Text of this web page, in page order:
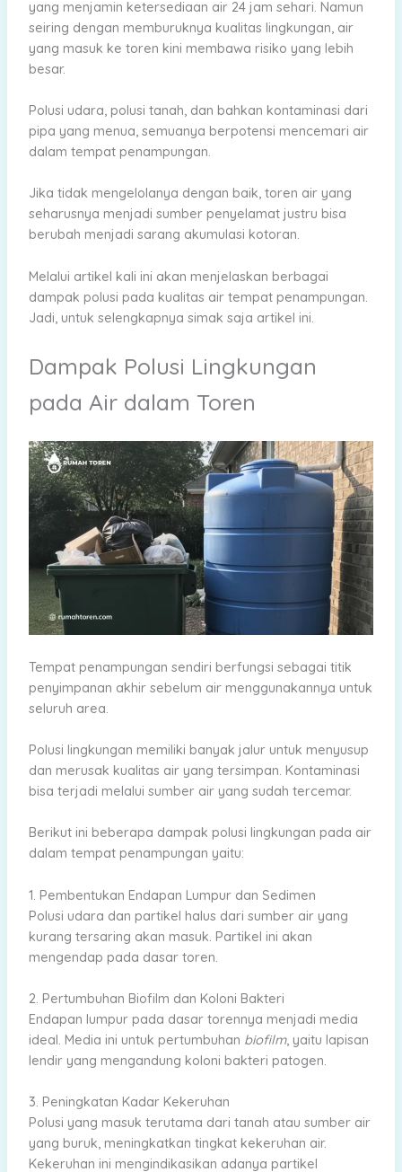
yang menjamin ketersediaan air 24 jam sehari. Namun
seiring dengan memburuknya kualitas lingkungan, air
yang masuk ke toren kini membawa risiko yang lebih
besar.
Polusi udara, polusi tanah, dan bahkan kontaminasi dari
pipa yang menua, semuanya berpotensi mencemari air
dalam tempat penampungan.
Jika tidak mengelolanya dengan baik, toren air yang
seharusnya menjadi sumber penyelamat justru bisa
berubah menjadi sarang akumulasi kotoran.
Melalui artikel kali ini akan menjelaskan berbagai
dampak polusi pada kualitas air tempat penampungan.
Jadi, untuk selengkapnya simak saja artikel ini.
Dampak Polusi Lingkungan
pada Air dalam Toren
Tempat penampungan sendiri berfungsi sebagai titik
penyimpanan akhir sebelum air menggunakannya untuk
seluruh area.
Polusi lingkungan memiliki banyak jalur untuk menyusup
dan merusak kualitas air yang tersimpan. Kontaminasi
bisa terjadi melalui sumber air yang sudah tercemar.
Berikut ini beberapa dampak polusi lingkungan pada air
dalam tempat penampungan yaitu:
1. Pembentukan Endapan Lumpur dan Sedimen
Polusi udara dan partikel halus dari sumber air yang
kurang tersaring akan masuk. Partikel ini akan
mengendap pada dasar toren.
2. Pertumbuhan Biofilm dan Koloni Bakteri
Endapan lumpur pada dasar torennya menjadi media
ideal. Media ini untuk pertumbuhan biofilm, yaitu lapisan
lendir yang mengandung koloni bakteri patogen.
3. Peningkatan Kadar Kekeruhan
Polusi yang masuk terutama dari tanah atau sumber air
yang buruk, meningkatkan tingkat kekeruhan air.
Kekeruhan ini mengindikasikan adanya partikel